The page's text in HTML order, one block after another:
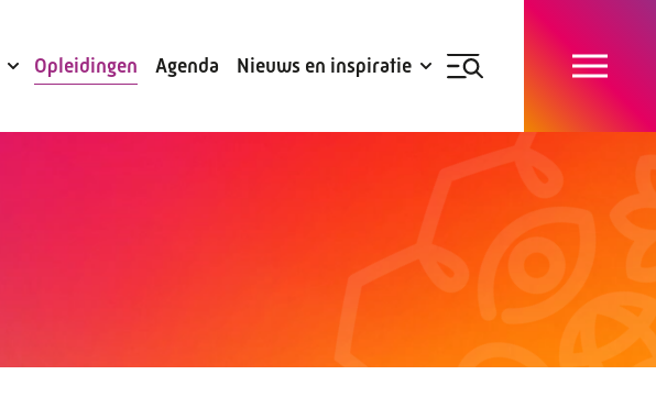
Opleidingen Agenda Nieuws en inspiratie
Nieuwsbrief